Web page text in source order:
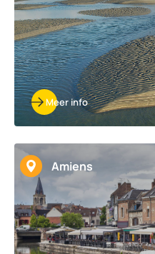
Meer info
Amiens